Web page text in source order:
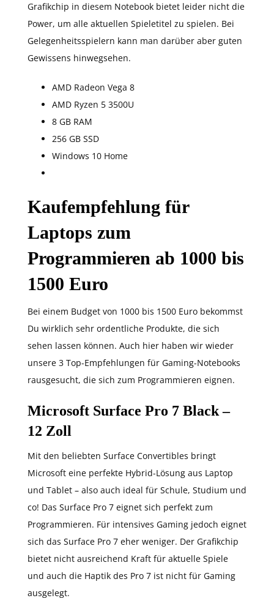
Grafikchip in diesem Notebook bietet leider nicht die
Power, um alle aktuellen Spieletitel zu spielen. Bei
Gelegenheitsspielern kann man darüber aber guten
Gewissens hinwegsehen.
AMD Radeon Vega 8
AMD Ryzen 5 3500U
8 GB RAM
256 GB SSD
Windows 10 Home
Kaufempfehlung für
Laptops zum
Programmieren ab 1000 bis
1500 Euro
Bei einem Budget von 1000 bis 1500 Euro bekommst
Du wirklich sehr ordentliche Produkte, die sich
sehen lassen können. Auch hier haben wir wieder
unsere 3 Top-Empfehlungen für Gaming-Notebooks
rausgesucht, die sich zum Programmieren eignen.
Microsoft Surface Pro 7 Black –
12 Zoll
Mit den beliebten Surface Convertibles bringt
Microsoft eine perfekte Hybrid-Lösung aus Laptop
und Tablet – also auch ideal für Schule, Studium und
co! Das Surface Pro 7 eignet sich perfekt zum
Programmieren. Für intensives Gaming jedoch eignet
sich das Surface Pro 7 eher weniger. Der Grafikchip
bietet nicht ausreichend Kraft für aktuelle Spiele
und auch die Haptik des Pro 7 ist nicht für Gaming
ausgelegt.